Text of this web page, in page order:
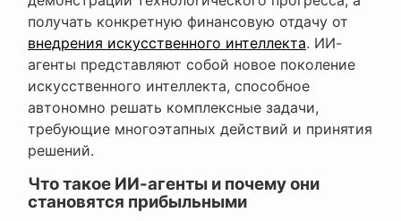
получать конкретную финансовую отдачу от
внедрения искусственного интеллекта. ИИ-
агенты представляют собой новое поколение
искусственного интеллекта, способное
автономно решать комплексные задачи,
требующие многоэтапных действий и принятия
решений.
Что такое ИИ-агенты и почему они
становятся прибыльными